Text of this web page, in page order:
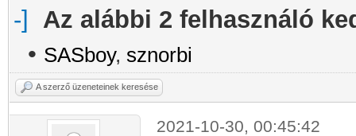
Az alábbi 2 felhasználó
• SASboy, sznorbi
A szerző üzeneteinek keresése
2021-10-30, 00:45:42